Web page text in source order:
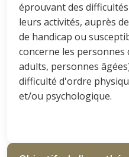
éprouvant des
leurs activités, auprès
de handicap ou
concerne les personnes
adults, personnes
difficulté d'ordre
et/ou psychologique.